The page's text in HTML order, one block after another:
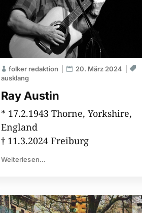
Ray Austin
folker redaktion
20. März 2024
ausklang
* 17.2.1943 Thorne, Yorkshire,
England
† 11.3.2024 Freiburg
Weiterlesen...